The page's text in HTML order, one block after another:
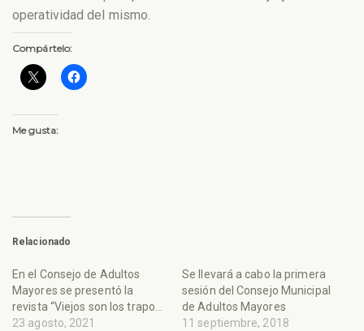
operatividad del mismo.
Compártelo:
Me gusta:
Relacionado
En el Consejo de Adultos
Mayores se presentó la
revista “Viejos son los trapos”
23 agosto, 2021
Se llevará a cabo la primera
sesión del Consejo Municipal
de Adultos Mayores
11 septiembre, 2018